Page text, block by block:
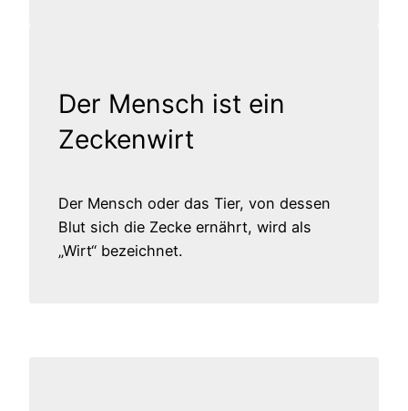
Der Mensch ist ein
Zeckenwirt
Der Mensch oder das Tier, von dessen
Blut sich die Zecke ernährt, wird als
„Wirt“ bezeichnet.